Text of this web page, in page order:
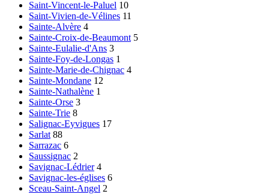
Saint-Vincent-le-Paluel 10
Saint-Vivien-de-Vélines 11
Sainte-Alvère 4
Sainte-Croix-de-Beaumont 5
Sainte-Eulalie-d'Ans 3
Sainte-Foy-de-Longas 1
Sainte-Marie-de-Chignac 4
Sainte-Mondane 12
Sainte-Nathalène 1
Sainte-Orse 3
Sainte-Trie 8
Salignac-Eyvigues 17
Sarlat 88
Sarrazac 6
Saussignac 2
Savignac-Lédrier 4
Savignac-les-églises 6
Sceau-Saint-Angel 2